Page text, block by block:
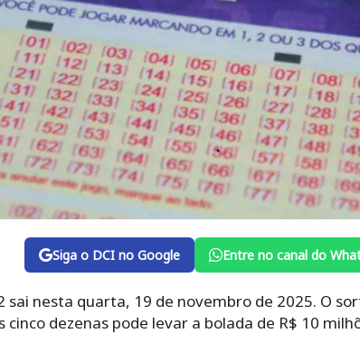
Siga o DCI no Google Entre no canal do
sai nesta quarta, 19 de novembro de 2025. O
dezenas pode levar a bolada de R$ 10